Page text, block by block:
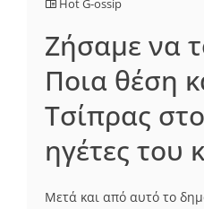
Hot G-ossip
Ζήσαμε να
Ποια θέση
Τσίπρας
ηγέτες του
Μετά και από αυτό το